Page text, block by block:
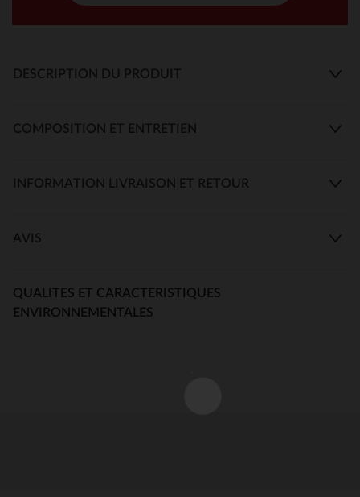
DESCRIPTION DU PRODUIT
COMPOSITION ET ENTRETIEN
INFORMATION LIVRAISON ET RETOUR
AVIS
QUALITES ET CARACTERISTIQUES
ENVIRONNEMENTALES